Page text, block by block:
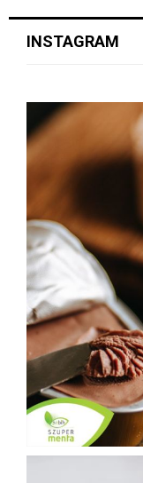
INSTAGRAM